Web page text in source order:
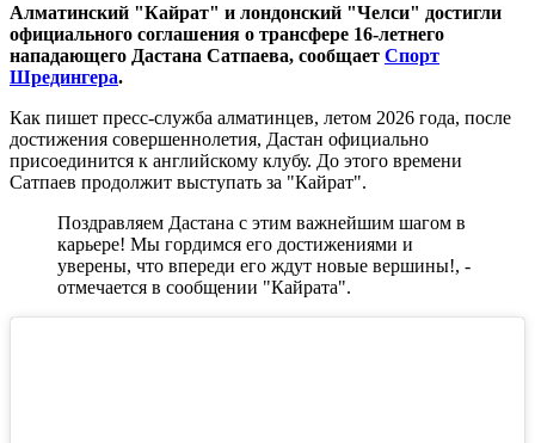
Алматинский "Кайрат" и лондонский "Челси" достигли
официального соглашения о трансфере 16-летнего
нападающего Дастана Сатпаева, сообщает Спорт
Шредингера.
Как пишет пресс-служба алматинцев, летом 2026 года, после
достижения совершеннолетия, Дастан официально
присоединится к английскому клубу. До этого времени
Сатпаев продолжит выступать за "Кайрат".
Поздравляем Дастана с этим важнейшим шагом в
карьере! Мы гордимся его достижениями и
уверены, что впереди его ждут новые вершины!, -
отмечается в сообщении "Кайрата".